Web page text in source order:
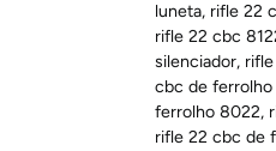
luneta, rifle 22
rifle 22 cbc
silenciador,
cbc de
ferrolho 8022,
rifle 22 cbc de